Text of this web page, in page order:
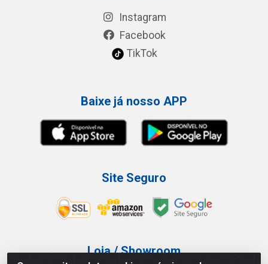
Instagram
Facebook
TikTok
Baixe já nosso APP
Site Seguro
Loja / Showroom